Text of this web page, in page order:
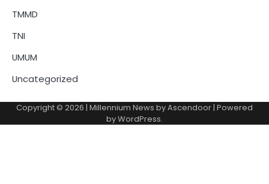
TMMD
TNI
UMUM
Uncategorized
Copyright © 2026 | Millennium News byAscendoor | Powered
byWordPress.